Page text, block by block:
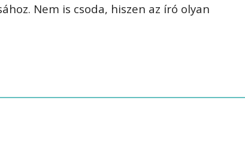
Nem is csoda, hiszen az író olyan